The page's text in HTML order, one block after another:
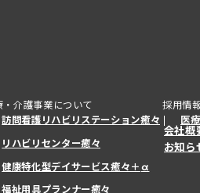
・介護事業について
訪問看護リハビリステーション癒々
リハビリセンター癒々
健康特化型デイサービス癒々＋α
健康特化型デイサービス癒々＋
福祉用具プランナー癒々
採用情
医
会社概
お知ら